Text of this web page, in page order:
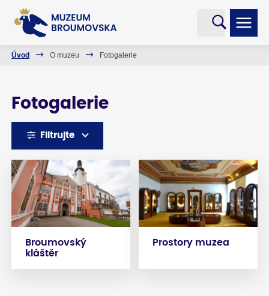
Úvod O muzeu Fotogalerie
Fotogalerie
Filtrujte
Broumovský
kláštěr
Prostory muzea